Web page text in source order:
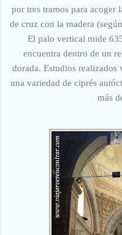
por tres tramos para acoger
de cruz con la madera
El palo vertical mide
encuentra dentro de un
dorada. Estudios realizados
una variedad de ciprés
más